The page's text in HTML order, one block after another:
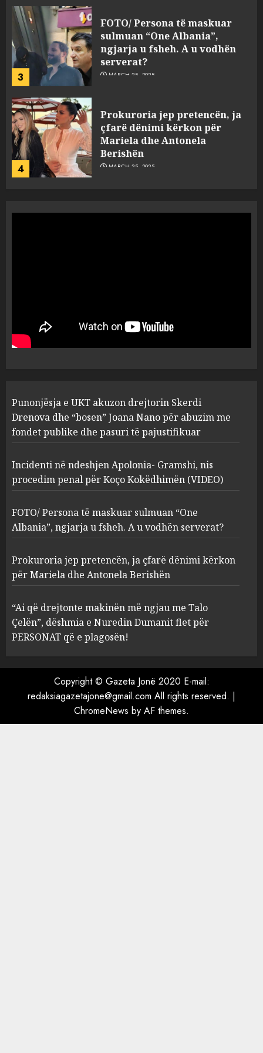
3
FOTO/ Persona të maskuar
sulmuan “One Albania”,
ngjarja u fsheh. A u vodhën
serverat?
MARCH 25, 2025
4
Prokuroria jep pretencën, ja
çfarë dënimi kërkon për
Mariela dhe Antonela
Berishën
MARCH 25, 2025
1
“bosen” Joana Nano për
abuzim me fondet publike dhe
pasuri të pajustifikuar
2
Apolonia- Gramshi, nis
procedim penal për Koço
Kokëdhimën (VIDEO)
MARCH 27, 2025
3
FOTO/ Persona të maskuar
sulmuan “One Albania”,
ngjarja u fsheh. A u vodhën
serverat?
MARCH 25, 2025
4
Prokuroria jep pretencën, ja
çfarë dënimi kërkon për
Berishën
MARCH 25, 2025
ngjau me Talo Çelën”,
dëshmia e Nuredin Dumanit
flet për PERSONAT që e
plagosën!
Punonjësja e UKT akuzon drejtorin Skerdi
Drenova dhe “bosen” Joana Nano për abuzim me
fondet publike dhe pasuri të pajustifikuar
Incidenti në ndeshjen Apolonia- Gramshi, nis
procedim penal për Koço Kokëdhimën (VIDEO)
FOTO/ Persona të maskuar sulmuan “One
Albania”, ngjarja u fsheh. A u vodhën serverat?
Prokuroria jep pretencën, ja çfarë dënimi kërkon
për Mariela dhe Antonela Berishën
“Ai që drejtonte makinën më ngjau me Talo
Çelën”, dëshmia e Nuredin Dumanit flet për
PERSONAT që e plagosën!
Copyright © Gazeta Jonë 2020 E-mail:
redaksiagazetajone@gmail.com All rights reserved. |
ChromeNews by AF themes.